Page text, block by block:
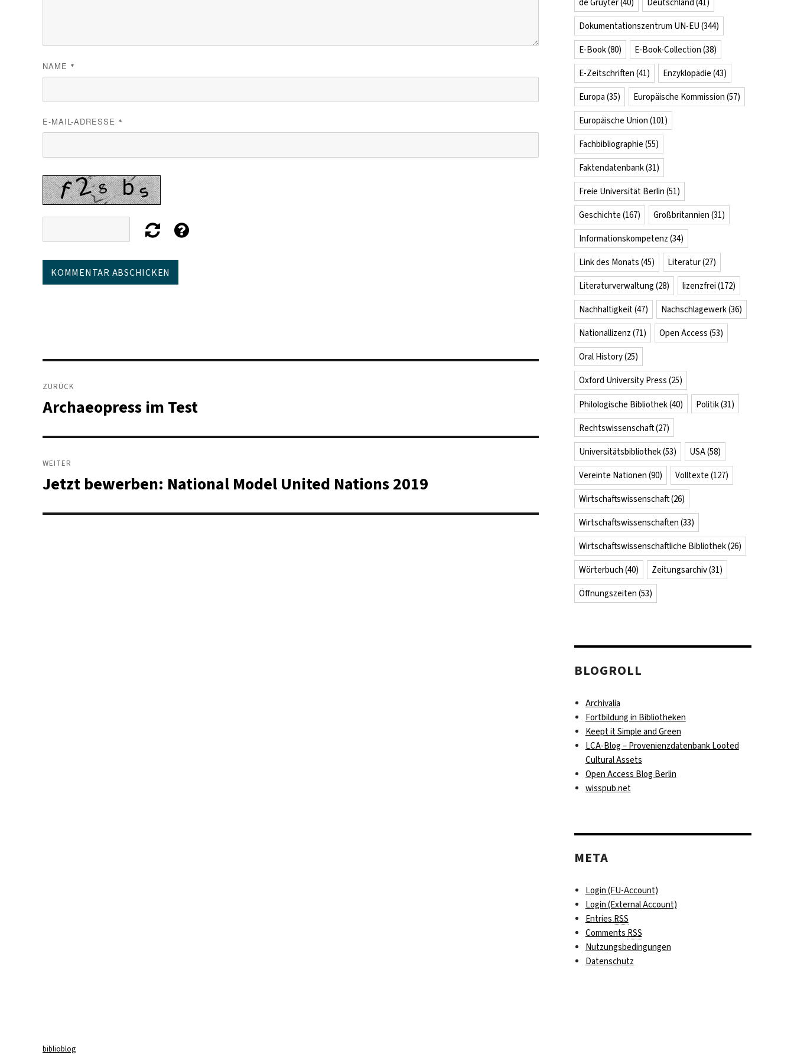
NAME *
E-MAIL-ADRESSE *
Beitragsnavigation
ZURÜCK
Vorheriger
Archaeopress im Test
WEITER
Nächster
Jetzt bewerben: National Model United Nations 2019
Dokumentationszentrum UN-EU (344)
E-Book(80) E-Book-Collection (38)
E-Zeitschriften (41) Enzyklopädie (43)
Europa (35) Europäische Kommission (57)
Europäische Union (101)
Fachbibliographie (55)
Faktendatenbank(31)
Freie Universität Berlin (51)
Geschichte (167) Großbritannien (31)
Informationskompetenz (34)
Link des Monats (45) Literatur(27)
Literaturverwaltung (28) lizenzfrei (172)
Nachhaltigkeit(47) Nachschlagewerk(36)
Nationallizenz (71) Open Access (53)
Oral History(25)
Oxford University Press (25)
Philologische Bibliothek(40) Politik(31)
Rechtswissenschaft(27)
Universitätsbibliothek(53) USA(58)
Vereinte Nationen (90) Volltexte (127)
Wirtschaftswissenschaft(26)
Wirtschaftswissenschaften (33)
Wirtschaftswissenschaftliche Bibliothek(26)
Wörterbuch (40) Zeitungsarchiv(31)
Öffnungszeiten (53)
BLOGROLL
Archivalia
Fortbildung in Bibliotheken
Keept it Simple and Green
LCA-Blog – Provenienzdatenbank Looted
Cultural Assets
Open Access Blog Berlin
wisspub.net
META
Login (FU-Account)
Login (External Account)
EntriesRSS
CommentsRSS
Nutzungsbedingungen
Datenschutz
biblioblog